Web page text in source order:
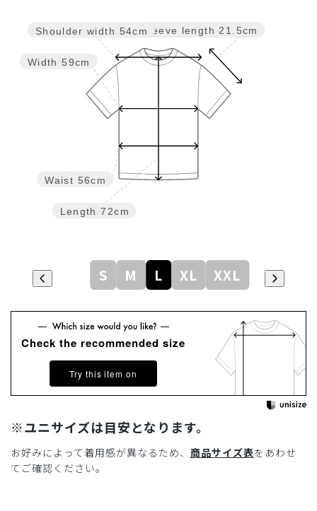
Sleeve length 21.5cm
Length 72cm
Waist 56cm
Width 59cm
Shoulder width 54cm
S M L XL XXL
Check the recommended size
Try this item on
※ユニサイズは目安となります。
お好みによって着用感が異なるため、 商品サイズ表をあわせ
てご確認ください。